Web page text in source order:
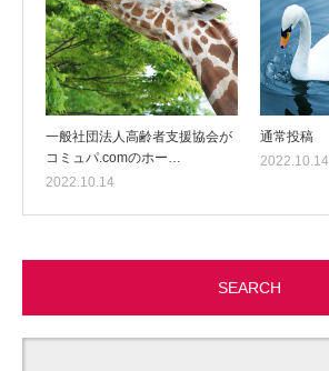
一般社団法人高齢者支援協会が
コミュパ.comのホー…
2022.10.14
通常投稿
2022.10.14
SEARCH